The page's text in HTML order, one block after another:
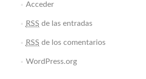
Acceder
RSS de las entradas
RSS de los comentarios
WordPress.org